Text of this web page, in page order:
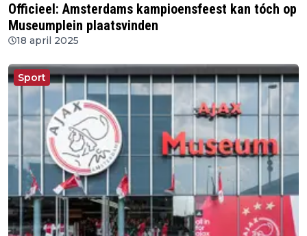
Officieel: Amsterdams kampioensfeest kan tóch op
Museumplein plaatsvinden
18 april 2025
Sport